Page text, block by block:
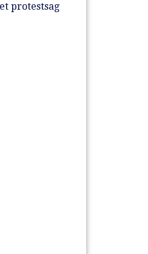
protestsag